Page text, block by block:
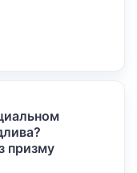
призму